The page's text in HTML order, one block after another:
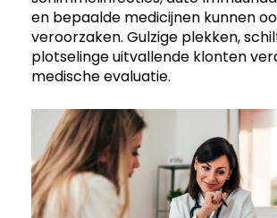
en bepaalde medicijnen kunnen
veroorzaken. Gulzige plekken,
plotselinge uitvallende klonten
medische evaluatie.